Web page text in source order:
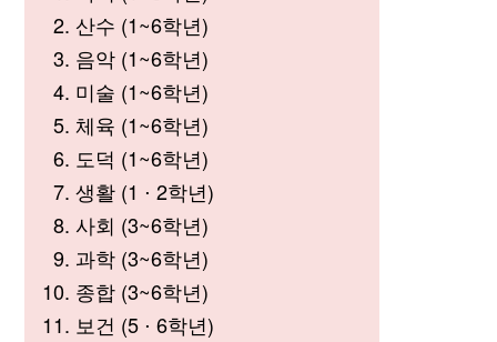
산수 (1~6학년)
음악 (1~6학년)
미술 (1~6학년)
체육 (1~6학년)
도덕 (1~6학년)
생활 (1 ⋅ 2학년)
사회 (3~6학년)
과학 (3~6학년)
종합 (3~6학년)
보건 (5 ⋅ 6학년)